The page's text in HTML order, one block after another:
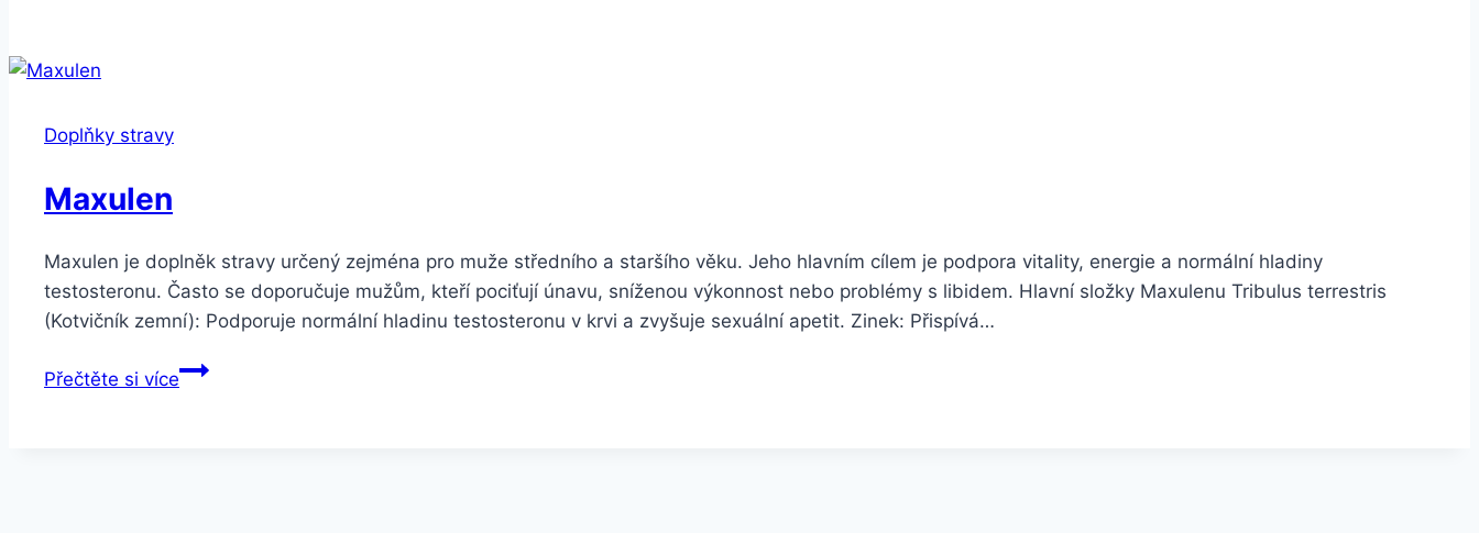
Doplňky stravy
Maxulen
Maxulen je doplněk stravy určený zejména pro muže středního a staršího věku. Jeho hlavním cílem je podpora vitality, energie a normální hladiny
testosteronu. Často se doporučuje mužům, kteří pociťují únavu, sníženou výkonnost nebo problémy s libidem. Hlavní složky Maxulenu Tribulus terrestris
(Kotvičník zemní): Podporuje normální hladinu testosteronu v krvi a zvyšuje sexuální apetit. Zinek: Přispívá…
Přečtěte si víceMaxulen